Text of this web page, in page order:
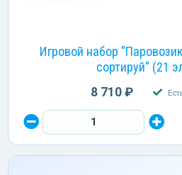
Игровой набор
сортируй" (21
8 710 ₽